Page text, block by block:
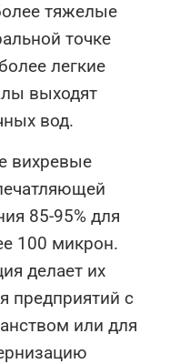
тяжелые
точке
легкие
выходят
вод.
вихревые
85-95% для
100 микрон.
делает их
предприятий с
или для